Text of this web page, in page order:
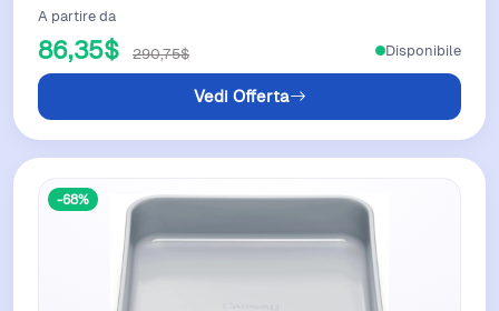
A partire da
86,35$ 290,75$
Vedi Offerta
Disponibile
-68%